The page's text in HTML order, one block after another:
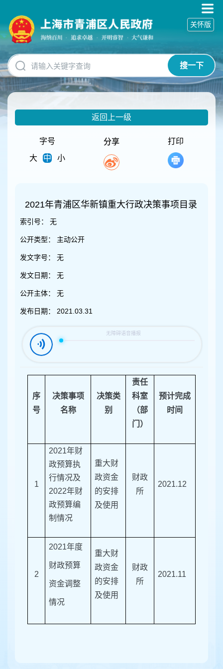
碍
操
明
跳
转
到
网
搜一下
关怀版
返回上一级
字号
大
中 小
分享 打印
2021年青浦区华新镇重大行政决策事项目录
索引号： 无
公开类型： 主动公开
发文字号： 无
发文日期： 无
公开主体： 无
发布日期： 2021.03.31
序
号
决策事项
名称
决策类
别
责任
科室
（部
门）
预计完成
时间
1
2021年财
政预算执
行情况及
2022年财
政预算编
制情况
重大财
政资金
的安排
及使用
财政
所
2021.12
2
2021年度
财政预算
资金调整
情况
重大财
政资金
的安排
及使用
财政
所
2021.11